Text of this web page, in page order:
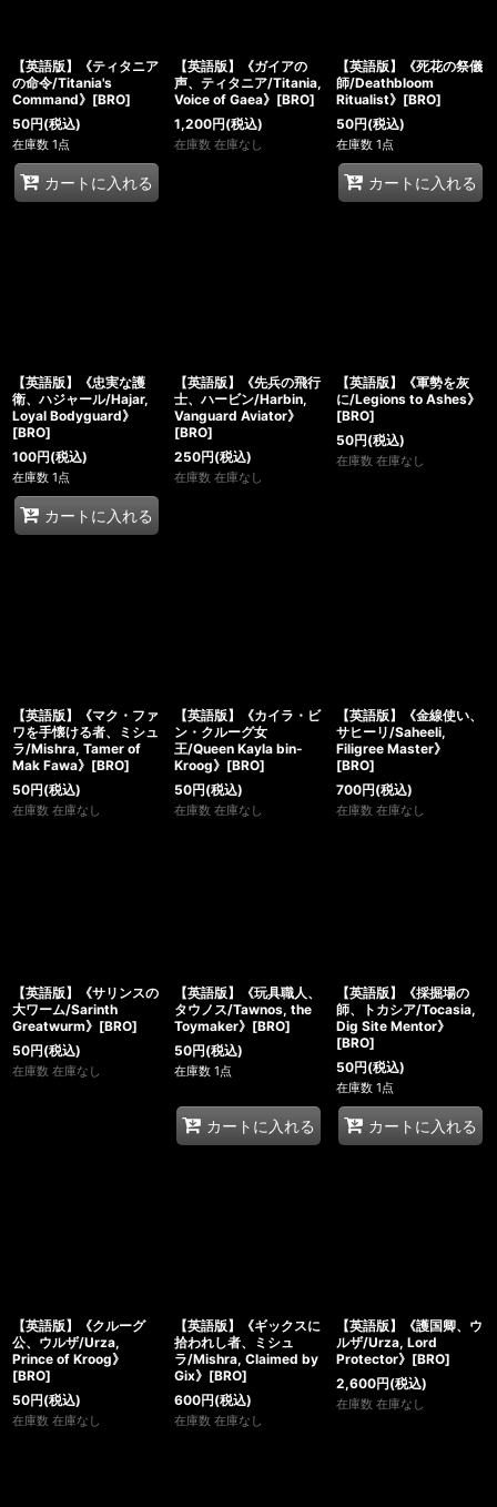
【英語版】《ティタニア
の命令/Titania's
Command》[BRO]
50円(税込)
在庫数 1点
カートに入れる
【英語版】《ガイアの
声、ティタニア/Titania,
Voice of Gaea》[BRO]
1,200円(税込)
在庫数 在庫なし
【英語版】《死花の祭儀
師/Deathbloom
Ritualist》[BRO]
50円(税込)
在庫数 1点
カートに入れる
【英語版】《忠実な護
衛、ハジャール/Hajar,
Loyal Bodyguard》
[BRO]
100円(税込)
在庫数 1点
カートに入れる
【英語版】《先兵の飛行
士、ハービン/Harbin,
Vanguard Aviator》
[BRO]
250円(税込)
在庫数 在庫なし
【英語版】《軍勢を灰
に/Legions to Ashes》
[BRO]
50円(税込)
在庫数 在庫なし
【英語版】《マク・ファ
ワを手懐ける者、ミシュ
ラ/Mishra, Tamer of
Mak Fawa》[BRO]
50円(税込)
在庫数 在庫なし
【英語版】《カイラ・ビ
ン・クルーグ女
王/Queen Kayla bin-
Kroog》[BRO]
50円(税込)
在庫数 在庫なし
【英語版】《金線使い、
サヒーリ/Saheeli,
Filigree Master》
[BRO]
700円(税込)
在庫数 在庫なし
【英語版】《サリンスの
大ワーム/Sarinth
Greatwurm》[BRO]
50円(税込)
在庫数 在庫なし
【英語版】《玩具職人、
タウノス/Tawnos, the
Toymaker》[BRO]
50円(税込)
在庫数 1点
カートに入れる
【英語版】《採掘場の
師、トカシア/Tocasia,
Dig Site Mentor》
[BRO]
50円(税込)
在庫数 1点
カートに入れる
【英語版】《クルーグ
公、ウルザ/Urza,
Prince of Kroog》
[BRO]
50円(税込)
在庫数 在庫なし
【英語版】《ギックスに
拾われし者、ミシュ
ラ/Mishra, Claimed by
Gix》[BRO]
600円(税込)
在庫数 在庫なし
【英語版】《護国卿、ウ
ルザ/Urza, Lord
Protector》[BRO]
2,600円(税込)
在庫数 在庫なし